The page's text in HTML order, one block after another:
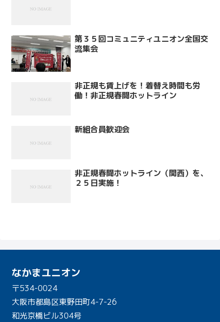
第３５回コミュニティユニオン全国交
流集会
非正規も賃上げを！着替え時間も労
働！非正規春闘ホットライン
新組合員歓迎会
非正規春闘ホットライン（関西）を、
２５日実施！
なかまユニオン
〒534-0024
大阪市都島区東野田町4-7-26
和光京橋ビル304号